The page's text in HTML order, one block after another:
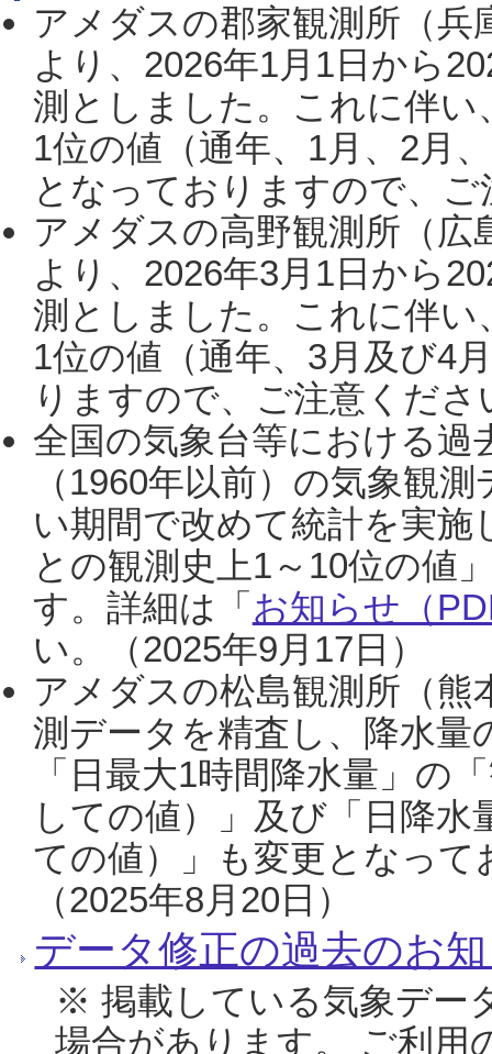
アメダスの郡家観測所（
より、2026年1月1日から
測としました。これに伴い
1位の値（通年、1月、2月
となっておりますので、
アメダスの高野観測所（
より、2026年3月1日から
測としました。これに伴い
1位の値（通年、3月及び4
りますので、ご注意くだ
全国の気象台等における過
（1960年以前）の気象観
い期間で改めて統計を実
との観測史上1～10位の値
す。詳細は「 お知らせ（
い。（2025年9月17日）
アメダスの松島観測所（熊
測データを精査し、降水
「日最大1時間降水量」の
しての値）」及び「日降
ての値）」も変更となっ
（2025年8月20日）
データ修正の過去のお
※ 掲載している気象デー
場合があります。 ご利用